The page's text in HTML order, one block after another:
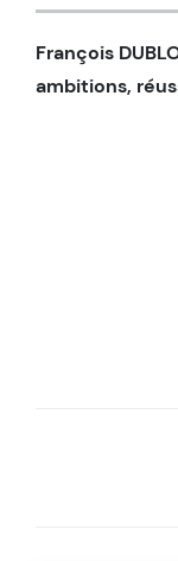
François
ambitions,